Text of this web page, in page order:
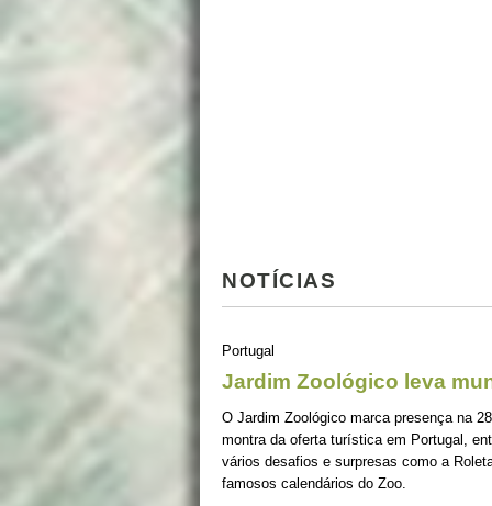
NOTÍCIAS
Portugal
Jardim Zoológico leva
O Jardim Zoológico marca presença na
montra da oferta turística em Portugal,
vários desafios e surpresas como a
famosos calendários do Zoo.